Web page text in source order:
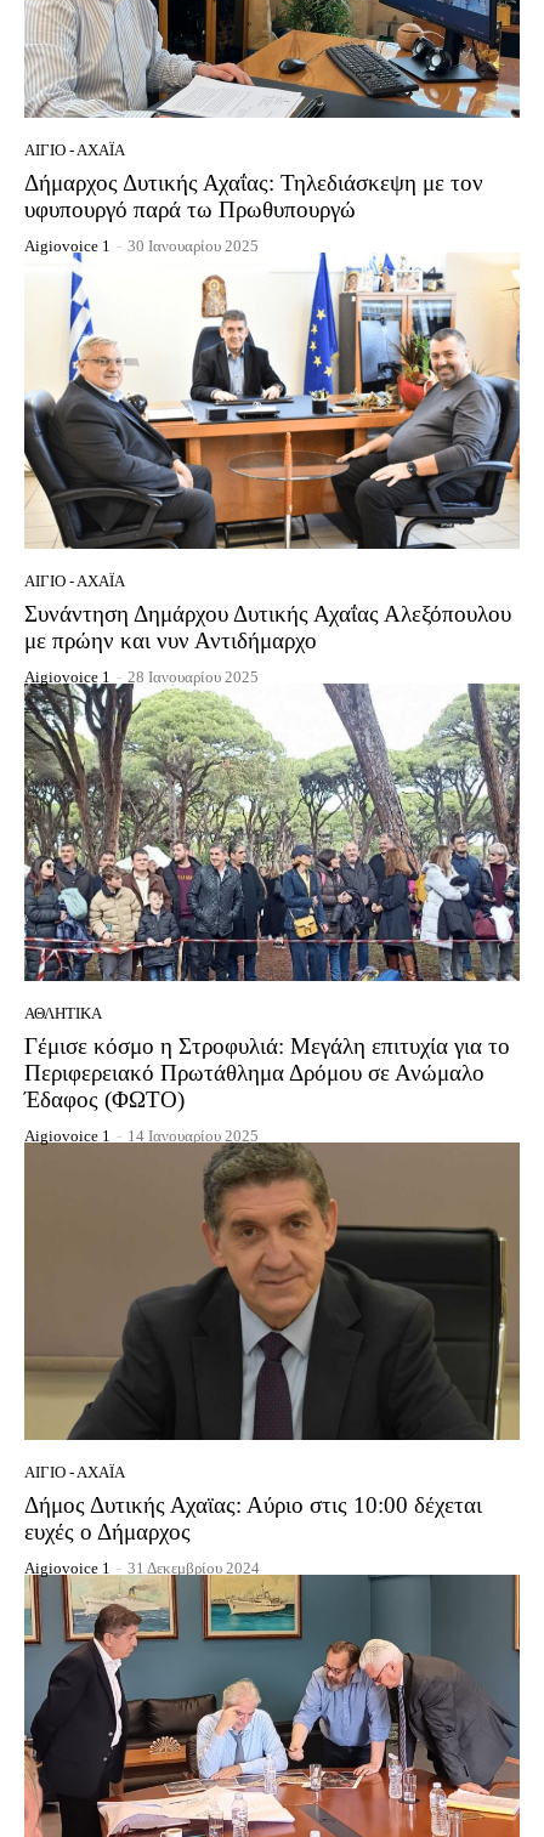
ΑΊΓΙΟ - ΑΧΑΪ́Α
Δήμαρχος Δυτικής Αχαΐας: Τηλεδιάσκεψη με τον
υφυπουργό παρά τω Πρωθυπουργώ
Aigiovoice 1 - 30 Ιανουαρίου 2025
ΑΊΓΙΟ - ΑΧΑΪ́Α
Συνάντηση Δημάρχου Δυτικής Αχαΐας Αλεξόπουλου
με πρώην και νυν Αντιδήμαρχο
Aigiovoice 1 - 28 Ιανουαρίου 2025
ΑΘΛΗΤΙΚΆ
Γέμισε κόσμο η Στροφυλιά: Μεγάλη επιτυχία για το
Περιφερειακό Πρωτάθλημα Δρόμου σε Ανώμαλο
Έδαφος (ΦΩΤΟ)
Aigiovoice 1 - 14 Ιανουαρίου 2025
ΑΊΓΙΟ - ΑΧΑΪ́Α
Δήμος Δυτικής Αχαϊας: Αύριο στις 10:00 δέχεται
ευχές ο Δήμαρχος
Aigiovoice 1 - 31 Δεκεμβρίου 2024